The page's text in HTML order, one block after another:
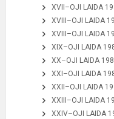
XVII–OJI LAIDA
XVIII–OJI LAIDA
XVIII–OJI LAIDA
XIX–OJI LAIDA
XX–OJI LAIDA
XXI–OJI LAIDA
XXII–OJI LAIDA
XXIII–OJI LAIDA
XXIV–OJI LAIDA